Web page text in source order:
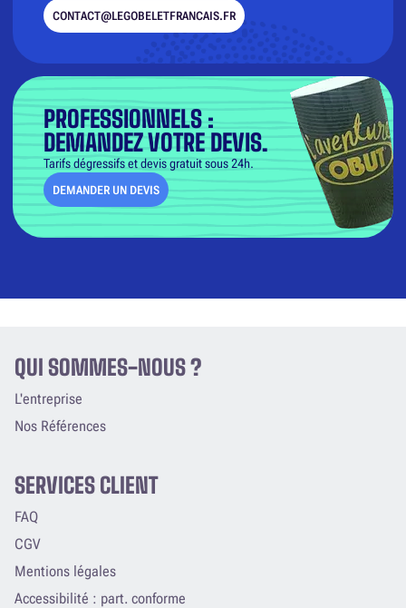
CONTACT@LEGOBELETFRANCAIS.FR
PROFESSIONNELS :
DEMANDEZ VOTRE DEVIS.
Tarifs dégressifs et devis gratuit sous 24h.
DEMANDER UN DEVIS
QUI SOMMES-NOUS ?
L'entreprise
Nos Références
SERVICES CLIENT
FAQ
CGV
Mentions légales
Accessibilité : part. conforme